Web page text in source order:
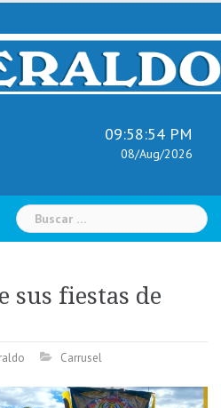
09:58:55 PM
08/Aug/2026
Buscar:
sus fiestas de
Carrusel